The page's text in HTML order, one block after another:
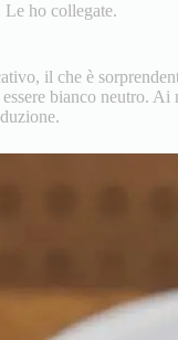
ho collegate.
il che è
bianco neutro.